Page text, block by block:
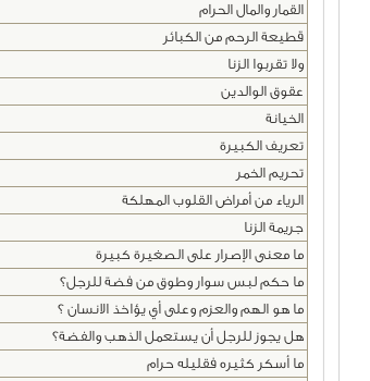
القمار والمال الحرام
قطيعة الرحم من الكبائر
ولا تقربوا الزنا
عقوق الوالدين
الخيانة
تعريف الكبيرة
تحريم الخمر
الرياء من أمراض القلوب المهلكة
جريمة الزنا
ما معنى الإصرار على الصغيرة كبيرة
ما حكم لبس سوار وطوق من فضة للرجل؟
ما هو الهم والعزم وعلى أي يؤاخذ الانسان ؟
هل يجوز للرجل أن يستعمل الذهب والفضة؟
ما أسكر كثيره فقليله حرام